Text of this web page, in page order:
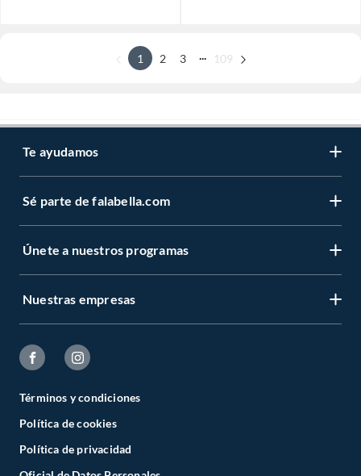
1 2 3 109
Te ayudamos
Sé parte de falabella.com
Únete a nuestros programas
Nuestras empresas
Términos y condiciones
Política de cookies
Política de privacidad